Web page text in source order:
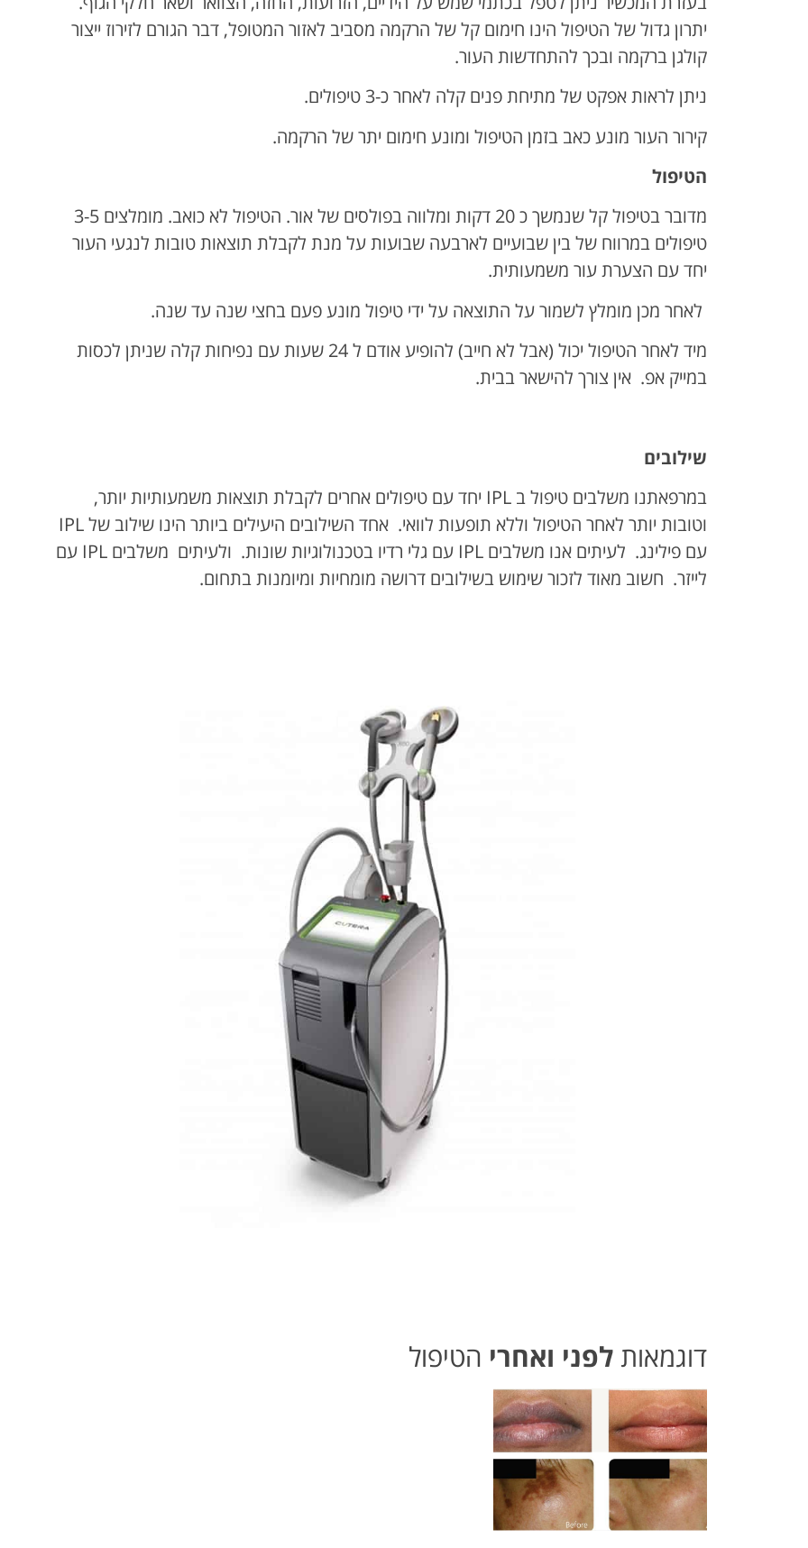
יתרון גדול של הטיפול הינו חימום קל של הרקמה מסביב לאזור המטופל, דבר הגורם לזירוז ייצור
קולגן ברקמה ובכך להתחדשות העור.
ניתן לראות אפקט של מתיחת פנים קלה לאחר כ-3 טיפולים.
קירור העור מונע כאב בזמן הטיפול ומונע חימום יתר של הרקמה.
הטיפול
מדובר בטיפול קל שנמשך כ 20 דקות ומלווה בפולסים של אור. הטיפול לא כואב. מומלצים 3-5
טיפולים במרווח של בין שבועיים לארבעה שבועות על מנת לקבלת תוצאות טובות לנגעי העור
יחד עם הצערת עור משמעותית.
לאחר מכן מומלץ לשמור על התוצאה על ידי טיפול מונע פעם בחצי שנה עד שנה.
מיד לאחר הטיפול יכול (אבל לא חייב) להופיע אודם ל 24 שעות עם נפיחות קלה שניתן לכסות
במייק אפ. אין צורך להישאר בבית.
שילובים
במרפאתנו משלבים טיפול ב IPL יחד עם טיפולים אחרים לקבלת תוצאות משמעותיות יותר,
וטובות יותר לאחר הטיפול וללא תופעות לוואי. אחד השילובים היעילים ביותר הינו שילוב של IPL
עם פילינג. לעיתים אנו משלבים IPL עם גלי רדיו בטכנולוגיות שונות. ולעיתים משלבים IPL עם
לייזר. חשוב מאוד לזכור שימוש בשילובים דרושה מומחיות ומיומנות בתחום.
דוגמאות לפני ואחרי הטיפול